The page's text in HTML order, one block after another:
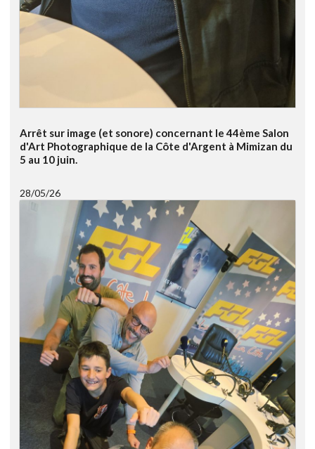
Arrêt sur image (et sonore) concernant le 44ème Salon
d'Art Photographique de la Côte d'Argent à Mimizan du
5 au 10 juin.
28/05/26